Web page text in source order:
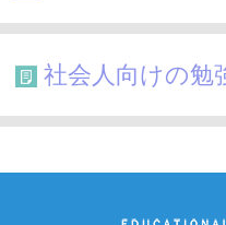
社会人向けの勉